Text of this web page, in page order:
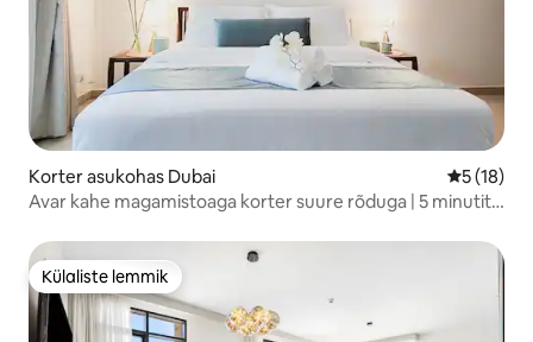
Korter asukohas Dubai Keskmine
5 (18)
Avar kahe magamistoaga korter suure rõduga | 5 minutit
Külaliste lemmik
Külaliste lemmik